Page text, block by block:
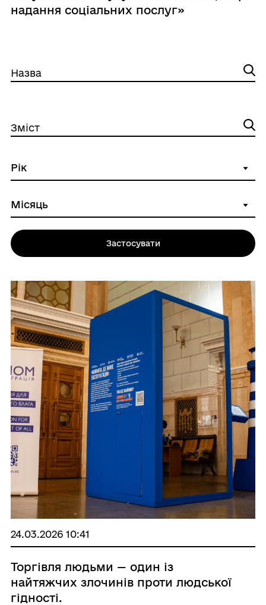
надання соціальних послуг»
24.03.2026 10:41
Торгівля людьми — один із
найтяжчих злочинів проти людської
гідності.
Назва
Зміст
Застосувати